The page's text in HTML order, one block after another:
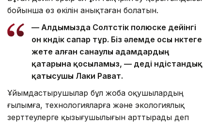
бойынша өз өкілін анықтаған болатын.
— Алдымызда Солтүстік полюске дейінгі
он күндік сапар тұр. Біз әлемде осы нүктеге
жете алған санаулы адамдардың
қатарына қосыламыз, — деді үндістандық
қатысушы Лаки Рават.
Ұйымдастырушылар бұл жоба оқушылардың
ғылымға, технологияларға және экологиялық
зерттеулерге қызығушылығын арттырады деп